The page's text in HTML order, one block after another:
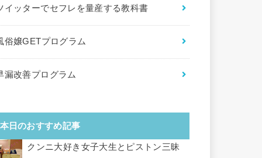
イッターでセフレを量産する教科書
俗嬢GETプログラム
漏改善プログラム
本日のおすすめ記事
クンニ大好き女子大生とピストン三昧